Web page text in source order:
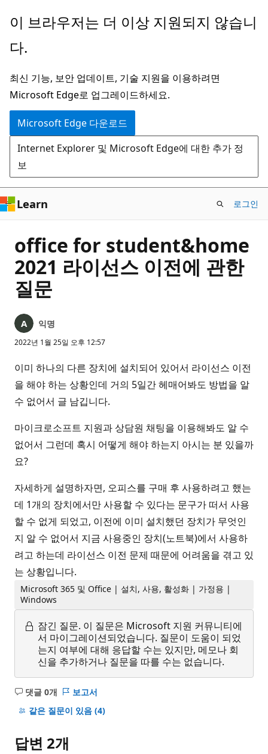
주
콘
츠
로
건
너
뛰
기
이 브라우저는 더 이상 지원되지 않습니
다.
최신 기능, 보안 업데이트, 기술 지원을 이용하려면
Microsoft Edge로 업그레이드하세요.
Microsoft Edge 다운로드
Internet Explorer 및 Microsoft Edge에 대한 추가 정
보
Learn 로그인
office for student&home
2021 라이선스 이전에 관한
질문
익명
2022년 1월 25일 오후 12:57
이미 하나의 다른 장치에 설치되어 있어서 라이선스 이전
을 해야 하는 상황인데 거의 5일간 헤매어봐도 방법을 알
수 없어서 글 남깁니다.
마이크로소프트 지원과 상담원 채팅을 이용해봐도 알 수
없어서 그런데 혹시 어떻게 해야 하는지 아시는 분 있을까
요?
자세하게 설명하자면, 오피스를 구매 후 사용하려고 했는
데 1개의 장치에서만 사용할 수 있다는 문구가 떠서 사용
할 수 없게 되었고, 이전에 이미 설치했던 장치가 무엇인
지 알 수 없어서 지금 사용중인 장치(노트북)에서 사용하
려고 하는데 라이선스 이전 문제 때문에 어려움을 겪고 있
는 상황입니다.
Microsoft 365 및 Office | 설치, 사용, 활성화 | 가정용 |
Windows
잠긴 질문. 이 질문은 Microsoft 지원 커뮤니티에
서 마이그레이션되었습니다. 질문이 도움이 되었
는지 여부에 대해 응답할 수는 있지만, 메모나 회
신을 추가하거나 질문을 따를 수는 없습니다.
댓글 0개
설
명
음
보고서
같은 질문이 있음 (4)
답변 2개